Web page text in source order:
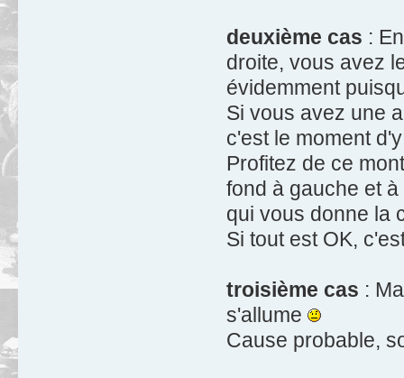
deuxième cas :
droite, vous avez
évidemment
Si vous avez une
c'est le moment
Profitez de ce
fond à gauche et
qui vous donne la
Si tout est OK,
troisième cas :
s'allume
Cause probable,